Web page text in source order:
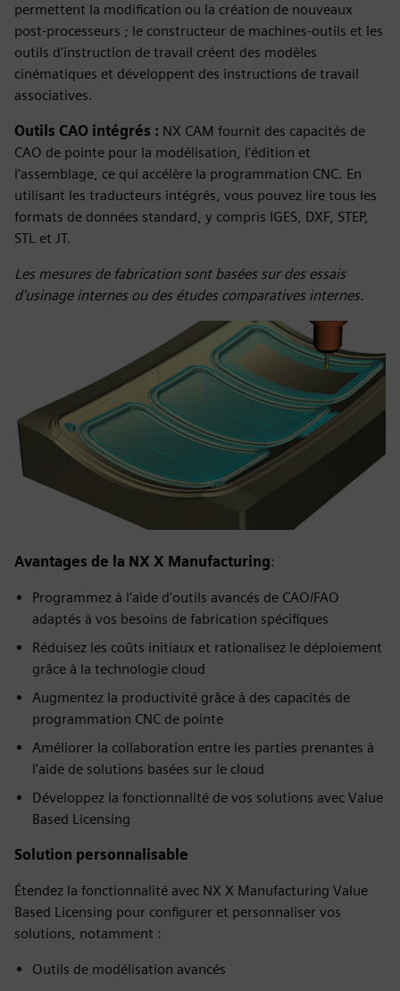
permettent la modification ou la création de nouveaux
post-processeurs ; le constructeur de machines-outils et les
outils d'instruction de travail créent des modèles
cinématiques et développent des instructions de travail
associatives.
Outils CAO intégrés : NX CAM fournit des capacités de
CAO de pointe pour la modélisation, l'édition et
l'assemblage, ce qui accélère la programmation CNC. En
utilisant les traducteurs intégrés, vous pouvez lire tous les
formats de données standard, y compris IGES, DXF, STEP,
STL et JT.
Les mesures de fabrication sont basées sur des essais
d'usinage internes ou des études comparatives internes.
Avantages de la NX X Manufacturing:
Programmez à l'aide d'outils avancés de CAO/FAO
adaptés à vos besoins de fabrication spécifiques
Réduisez les coûts initiaux et rationalisez le déploiement
grâce à la technologie cloud
Augmentez la productivité grâce à des capacités de
programmation CNC de pointe
Améliorer la collaboration entre les parties prenantes à
l'aide de solutions basées sur le cloud
Développez la fonctionnalité de vos solutions avec Value
Based Licensing
Solution personnalisable
Étendez la fonctionnalité avec NX X Manufacturing Value
Based Licensing pour configurer et personnaliser vos
solutions, notamment :
Outils de modélisation avancés